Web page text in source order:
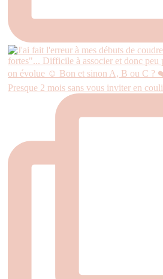
Presque 2 mois sans vous inviter en